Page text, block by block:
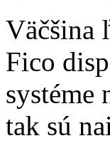
Väčšina
Fico
systéme
tak sú